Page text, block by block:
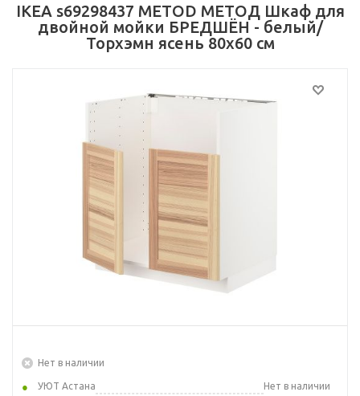
IKEA s69298437 METOD МЕТОД Шкаф для
двойной мойки БРЕДШЁН - белый/
Торхэмн ясень 80x60 см
Нет в наличии
УЮТ Астана
Нет в наличии